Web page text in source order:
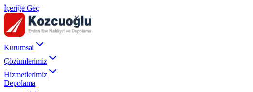
İçeriğe Geç
Kurumsal
Çözümlerimiz
Hizmetlerimiz
Depolama